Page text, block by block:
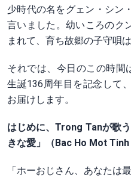
少時代の名をグェン・シン
言いました。幼いころのク
まれて、育ち故郷の子守唄
それでは、今日のこの時間
生誕136周年目を記念して
お届けします。
はじめに、Trong Tanが歌
きな愛」（Bac Ho Mot
「ホーおじさん、あなたは